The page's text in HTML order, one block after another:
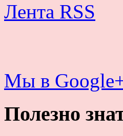
Лента RSS
Мы в
Полезно